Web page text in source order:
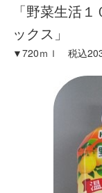
「野菜生活
ックス」
▼720ｍｌ 税込